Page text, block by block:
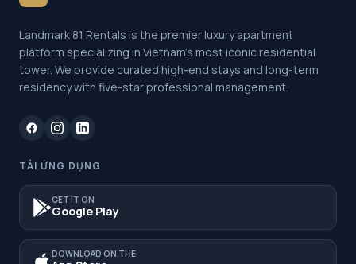
Landmark 81 Rentals is the premier luxury apartment
platform specializing in Vietnam's most iconic residential
tower. We provide curated high-end stays and long-term
residency with five-star professional management.
TẢI ỨNG DỤNG
GET IT ON
Google Play
DOWNLOAD ON THE